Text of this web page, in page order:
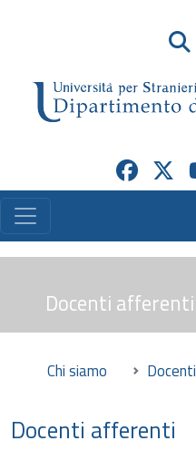
Docenti afferenti
Chi siamo Docenti
Docenti afferenti